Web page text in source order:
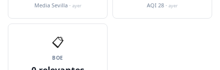
Media Sevilla · ayer AQI 28 · ayer
📋
BOE